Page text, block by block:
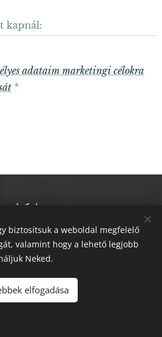
kapnál:
adataim marketingi célokra
meg?
IDE!
- LifeTime Provision
biztosítsuk a weboldal megfelelő
valamint hogy a lehető legjobb
Neked.
elfogadása